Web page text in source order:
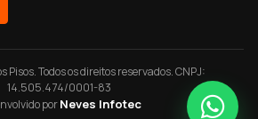
Todos os direitos reservados. CNPJ:
14.505.474/0001-83
porNeves Infotec